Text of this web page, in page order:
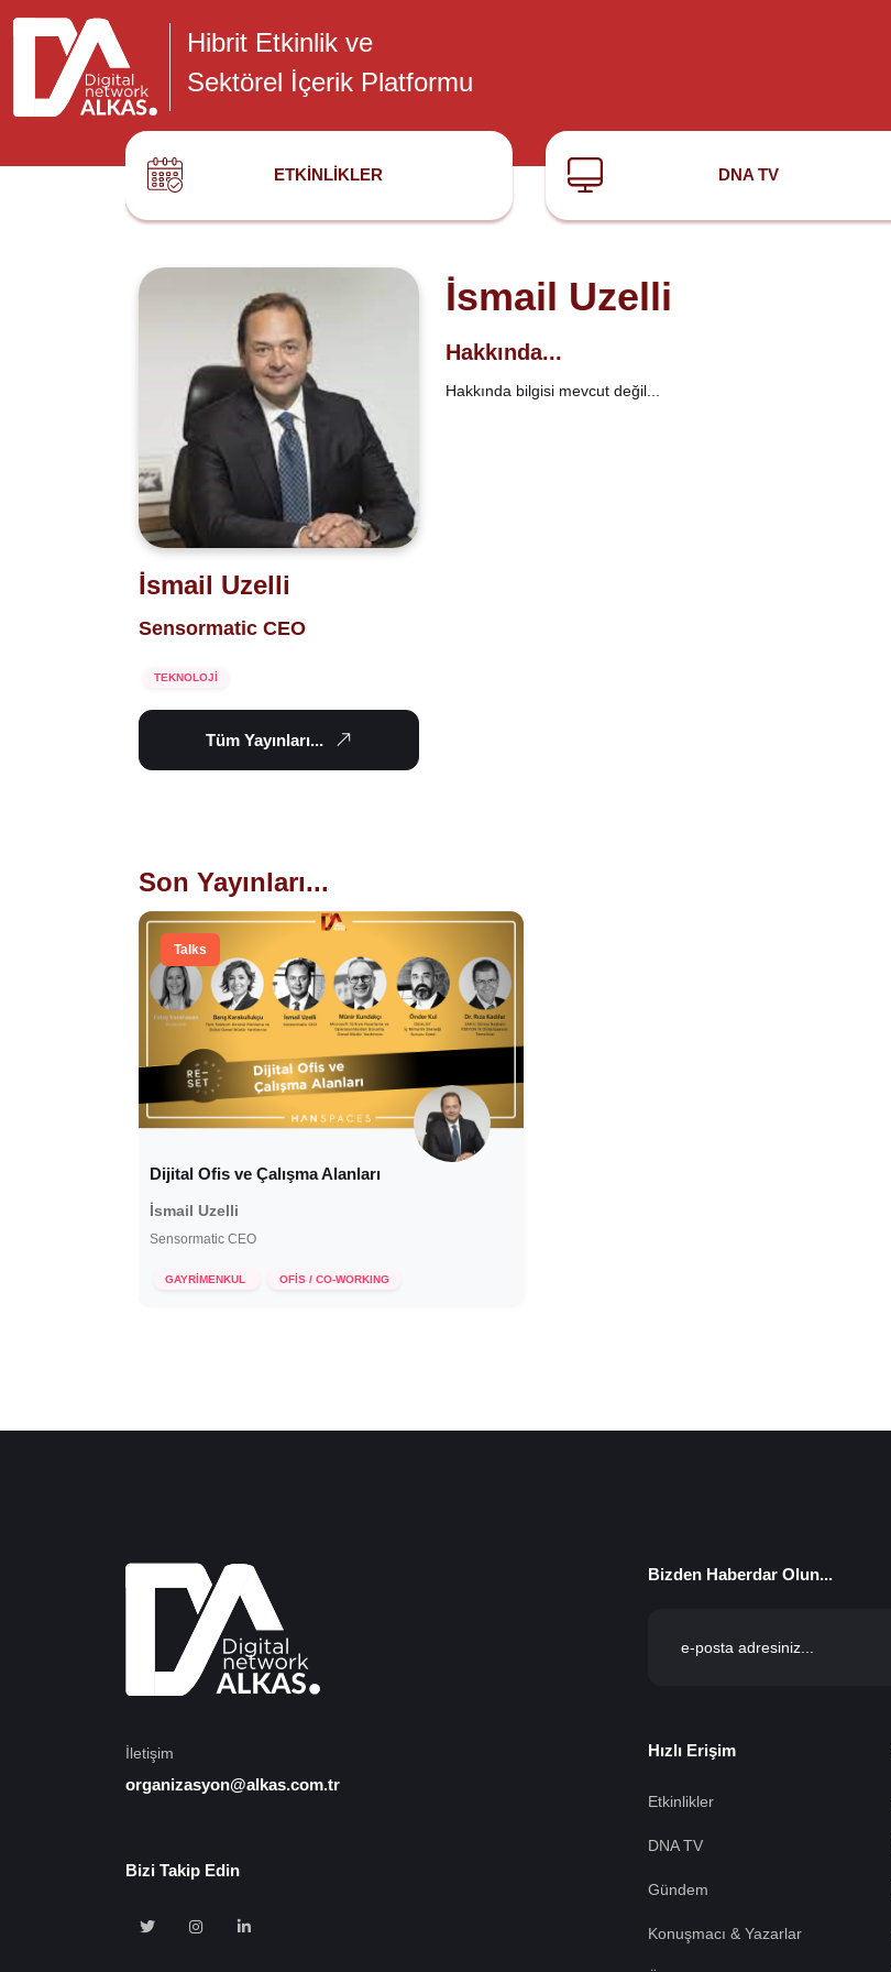
Hibrit Etkinlik ve
Sektörel İçerik Platformu
ETKINLIKLER DNA TV
İsmail Uzelli
Sensormatic CEO
TEKNOLOJİ
Tüm Yayınları...
İsmail Uzelli
Hakkında...
Hakkında bilgisi mevcut değil...
Son Yayınları...
Talks
Dijital Ofis ve Çalışma Alanları
İsmail Uzelli
Sensormatic CEO
GAYRİMENKUL OFİS / CO-WORKING
İletişim
organizasyon@alkas.com.tr
Bizi Takip Edin
Bizden Haberdar Olun...
Hızlı Erişim
Etkinlikler
DNA TV
Gündem
Konuşmacı & Yazarlar